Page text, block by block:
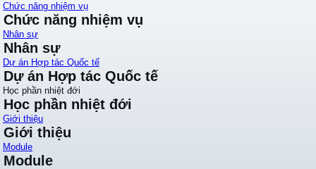
Chức năng nhiệm vụ
Chức năng nhiệm vụ
Nhân sự
Nhân sự
Dự án Hợp tác Quốc tế
Dự án Hợp tác Quốc tế
Học phần nhiệt đới
Học phần nhiệt đới
Giới thiệu
Giới thiệu
Module
Module